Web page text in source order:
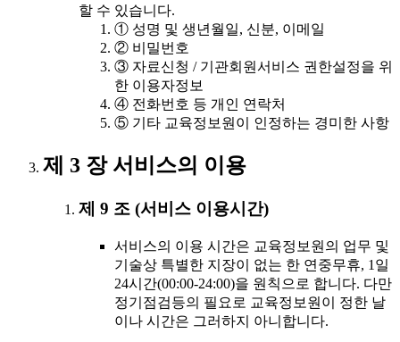
할 수 있습니다.
① 성명 및 생년월일, 신분, 이메일
② 비밀번호
③ 자료신청 / 기관회원서비스 권한설정을 위
한 이용자정보
④ 전화번호 등 개인 연락처
⑤ 기타 교육정보원이 인정하는 경미한 사항
제 3 장 서비스의 이용
제 9 조 (서비스 이용시간)
서비스의 이용 시간은 교육정보원의 업무 및
기술상 특별한 지장이 없는 한 연중무휴, 1일
24시간(00:00-24:00)을 원칙으로 합니다. 다만
정기점검등의 필요로 교육정보원이 정한 날
이나 시간은 그러하지 아니합니다.